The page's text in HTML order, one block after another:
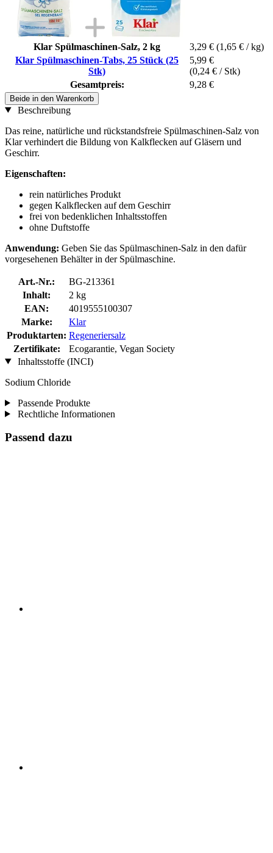
Klar Spülmaschinen-Salz, 2 kg 3,29 € (1,65 € / kg)
Klar Spülmaschinen-Tabs, 25 Stück (25
Stk)
5,99 €
(0,24 € / Stk)
Gesamtpreis:
9,28 €
Beide in den Warenkorb
Beschreibung
Das reine, natürliche und rückstandsfreie Spülmaschinen-Salz von
Klar verhindert die Bildung von Kalkflecken auf Gläsern und
Geschirr.
Eigenschaften:
rein natürliches Produkt
gegen Kalkflecken auf dem Geschirr
frei von bedenklichen Inhaltsstoffen
ohne Duftstoffe
Anwendung: Geben Sie das Spülmaschinen-Salz in den dafür
vorgesehenen Behälter in der Spülmaschine.
Art.-Nr.:
BG-213361
Inhalt:
2 kg
EAN:
4019555100307
Marke:
Klar
Produktarten: Regeneriersalz
Zertifikate:
Ecogarantie, Vegan Society
Inhaltsstoffe (INCI)
Sodium Chloride
Passende Produkte
Rechtliche Informationen
Passend dazu